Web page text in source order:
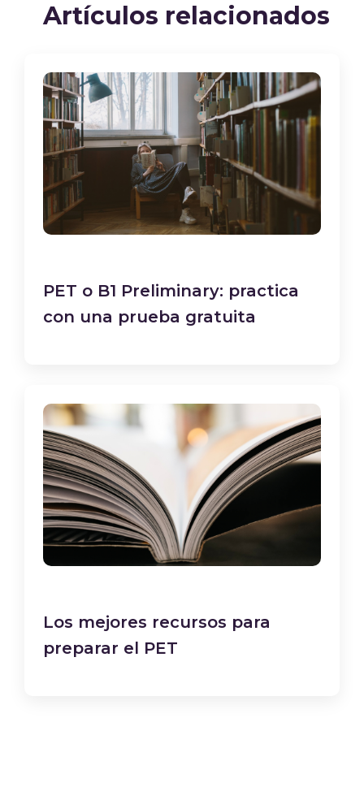
Artículos relacionados
PET o B1 Preliminary: practica
con una prueba gratuita
Los mejores recursos para
preparar el PET